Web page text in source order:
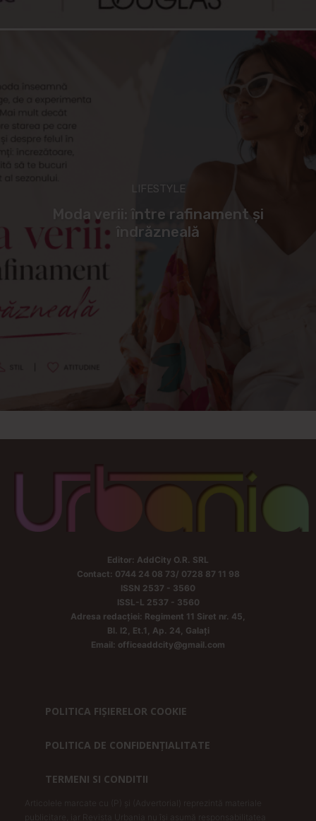
LIFESTYLE
Moda verii: între rafinament și
îndrăzneală
Editor: AddCity O.R. SRL
Contact: 0744 24 08 73/ 0728 87 11 98
ISSN 2537 - 3560
ISSL-L 2537 - 3560
Adresa redacției: Regiment 11 Siret nr. 45,
Bl. I2, Et.1, Ap. 24, Galați
Email: officeaddcity@gmail.com
POLITICA FIȘIERELOR COOKIE
POLITICA DE CONFIDENȚIALITATE
TERMENI SI CONDITII